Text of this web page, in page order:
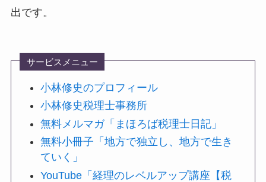
出です。
サービスメニュー
小林修史のプロフィール
小林修史税理士事務所
無料メルマガ「まほろば税理士日記」
無料小冊子「地方で独立し、地方で生き
ていく」
YouTube「経理のレベルアップ講座【税